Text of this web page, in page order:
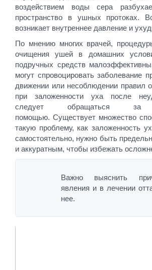
воздействием воды сера
пространство в ушных протоках.
возникает внутреннее давление и
По мнению многих врачей,
очищения ушей в домашних
подручных средств
могут спровоцировать заболевание
движении или несоблюдении правил
при заложенности уха после
следует обращаться за
помощью. Существует множество
такую проблему, как заложенность
самостоятельно, нужно быть
и аккуратным, чтобы избежать
Важно выяснить
явления и в лечении
нее.